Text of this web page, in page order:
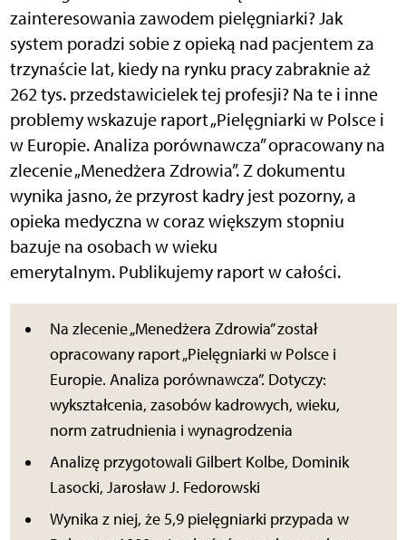
zainteresowania zawodem pielęgniarki? Jak
system poradzi sobie z opieką nad pacjentem za
trzynaście lat, kiedy na rynku pracy zabraknie aż
262 tys. przedstawicielek tej profesji? Na te i inne
problemy wskazuje raport „Pielęgniarki w Polsce i
w Europie. Analiza porównawcza” opracowany na
zlecenie „Menedżera Zdrowia”. Z dokumentu
wynika jasno, że przyrost kadry jest pozorny, a
opieka medyczna w coraz większym stopniu
bazuje na osobach w wieku
emerytalnym. Publikujemy raport w całości.
Na zlecenie „Menedżera Zdrowia” został
opracowany raport „Pielęgniarki w Polsce i
Europie. Analiza porównawcza”. Dotyczy:
wykształcenia, zasobów kadrowych, wieku,
norm zatrudnienia i wynagrodzenia
Analizę przygotowali Gilbert Kolbe, Dominik
Lasocki, Jarosław J. Fedorowski
Wynika z niej, że 5,9 pielęgniarki przypada w